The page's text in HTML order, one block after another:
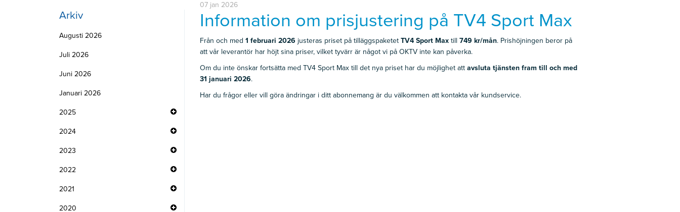
Arkiv
Augusti 2026
Juli 2026
Juni 2026
Januari 2026
2025
2024
2023
2022
2021
2020
07 jan 2026
Information om prisjustering på TV4 Sport Max
Från och med 1 februari 2026 justeras priset på tilläggspaketet TV4 Sport Maxtill 749 kr/mån. Prishöjningen beror på
att vår leverantör har höjt sina priser, vilket tyvärr är något vi på OKTV inte kan påverka.
Om du inte önskar fortsätta med TV4 Sport Max till det nya priset har du möjlighet att avsluta tjänsten fram till och med
31 januari 2026.
Har du frågor eller vill göra ändringar i ditt abonnemang är du välkommen att kontakta vår kundservice.